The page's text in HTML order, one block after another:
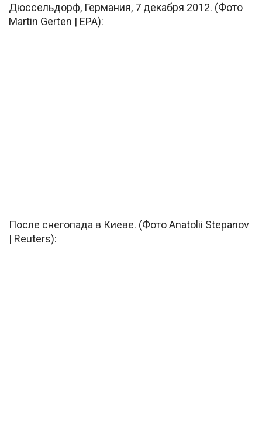
Дюссельдорф, Германия, 7 декабря 2012. (Фото
Martin Gerten | EPA):
После снегопада в Киеве. (Фото Anatolii Stepanov
| Reuters):